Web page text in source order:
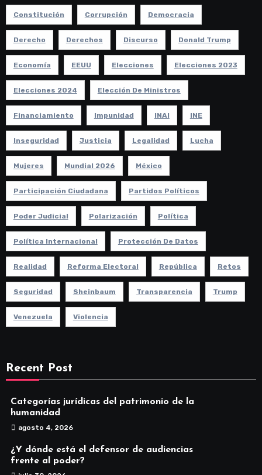
Constitución Corrupción Democracia
Derecho Derechos Discurso Donald Trump
Economía EEUU Elecciones Elecciones 2023
Elecciones 2024 Elección De Ministros
Financiamiento Impunidad INAI INE
Inseguridad Justicia Legalidad Lucha
Mujeres Mundial 2026 México
Participación Ciudadana Partidos Políticos
Poder Judicial Polarización Política
Política Internacional Protección De Datos
Realidad Reforma Electoral República Retos
Seguridad Sheinbaum Transparencia Trump
Venezuela Violencia
Recent Post
Categorías jurídicas del patrimonio de la
humanidad
agosto 4, 2026
¿Y dónde está el defensor de audiencias
frente al poder?